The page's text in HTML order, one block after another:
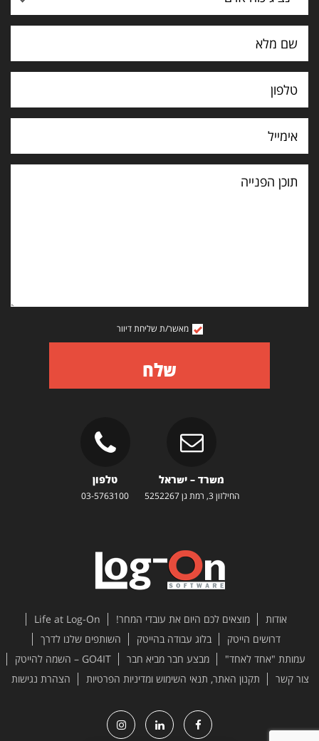
תוכן
הפנייה
מאשר/ת שליחת דיוור
שלח
משרד – ישראל
החילזון 3, רמת גן 5252267
טלפון
03-5763100
אודות מוצאים לכם היום את עובדי המחר!
Life at Log-On
דרושים הייטק
בלוג עבודה בהייטק
השותפים שלנו לדרך
עמותת "אחד לאחד"
מבצע חבר מביא חבר
GO4IT – השמה להייטק
צור קשר
תקנון האתר, תנאי השימוש ומדיניות הפרטיות הצהרת נגישות